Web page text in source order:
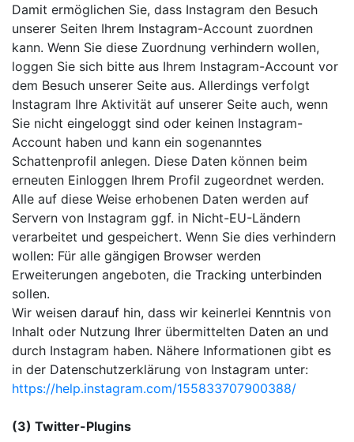
Damit ermöglichen Sie, dass Instagram den Besuch
unserer Seiten Ihrem Instagram-Account zuordnen
kann. Wenn Sie diese Zuordnung verhindern wollen,
loggen Sie sich bitte aus Ihrem Instagram-Account vor
dem Besuch unserer Seite aus. Allerdings verfolgt
Instagram Ihre Aktivität auf unserer Seite auch, wenn
Sie nicht eingeloggt sind oder keinen Instagram-
Account haben und kann ein sogenanntes
Schattenprofil anlegen. Diese Daten können beim
erneuten Einloggen Ihrem Profil zugeordnet werden.
Alle auf diese Weise erhobenen Daten werden auf
Servern von Instagram ggf. in Nicht-EU-Ländern
verarbeitet und gespeichert. Wenn Sie dies verhindern
wollen: Für alle gängigen Browser werden
Erweiterungen angeboten, die Tracking unterbinden
sollen.
Wir weisen darauf hin, dass wir keinerlei Kenntnis von
Inhalt oder Nutzung Ihrer übermittelten Daten an und
durch Instagram haben. Nähere Informationen gibt es
in der Datenschutzerklärung von Instagram unter:
https://help.instagram.com/155833707900388/
(3) Twitter-Plugins